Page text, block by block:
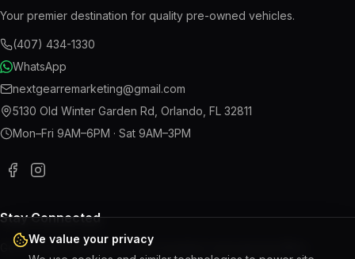
Your premier destination for quality pre-owned vehicles.
(407) 434-1330
WhatsApp
nextgearremarketing@gmail.com
5130 Old Winter Garden Rd Orlando FL 32811
Mon–Fri 9AM–6PM · Sat 9AM–3PM
Stay Connected
Get the latest updates on new inventory and special offers.
We value your privacy